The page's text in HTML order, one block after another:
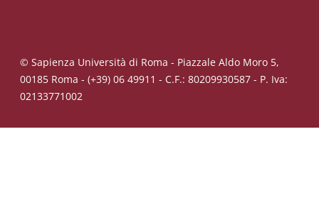
© Sapienza Università di Roma - Piazzale Aldo Moro 5,
00185 Roma - (+39) 06 49911 - C.F.: 80209930587 - P. Iva:
02133771002